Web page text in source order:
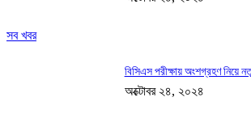
সব খবর
বিসিএস পরীক্ষায় অংশগ্রহণ নিয়ে
অক্টোবর ২৪, ২০২৪